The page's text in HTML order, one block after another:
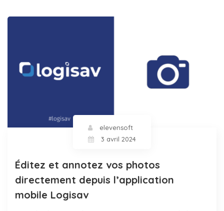
elevensoft
3 avril 2024
Éditez et annotez vos photos
directement depuis l’application
mobile Logisav